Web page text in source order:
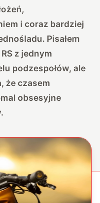
i coraz bardziej
Pisałem
z jednym
podzespołów, ale
że czasem
obsesyjne